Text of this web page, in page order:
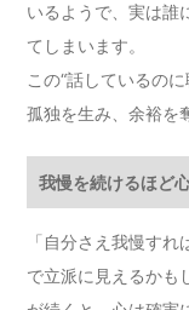
いるようで、実は誰
てしまいます。
この“話しているの
孤独を生み、余裕を
我慢を続けるほど
「自分さえ我慢す
で立派に見えるかも